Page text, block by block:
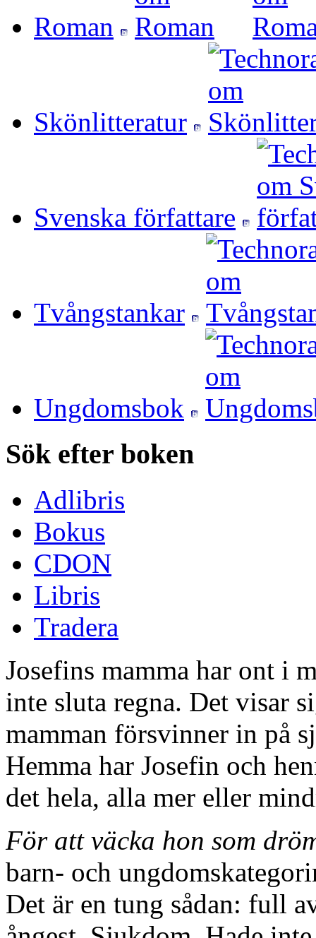
Roman
Skönlitteratur
Svenska författare
Tvångstankar
Ungdomsbok
Sök efter boken
Adlibris
Bokus
CDON
Libris
Tradera
Josefins mamma har ont i
inte sluta regna. Det visar
mamman försvinner in på
Hemma har Josefin och
det hela, alla mer eller
För att väcka hon som
barn- och
Det är en tung sådan: full